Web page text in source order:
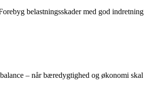
belastningsskader med god indretning
– når bæredygtighed og økonomi skal